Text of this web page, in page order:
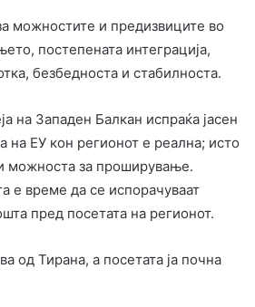
можностите и предизвиците во
постепената интеграција,
безбедноста и стабилноста.
на Западен Балкан испраќа јасен
на ЕУ кон регионот е реална; исто
можноста за проширување.
е време да се испорачуваат
пред посетата на регионот.
од Тирана, а посетата ја почна